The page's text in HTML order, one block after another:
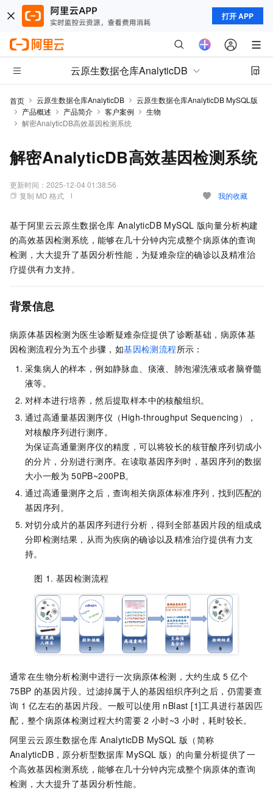
打开 APP
云原生数据仓库AnalyticDB
首页 云原生数据仓库AnalyticDB
云原生数据仓库AnalyticDB MySQL版
产品概述
产品简介 客户案例
生物
解密AnalyticDB高效基因检测系统
解密AnalyticDB高效基因检测系统
更新时间： 2025-12-04 01:38:56
复制 MD 格式
我的收藏
基于阿里云云原生数据仓库 AnalyticDB MySQL 版向量分析构建
的高效基因检测系统，能够在几十分钟内完成整个病原体的查询
检测，大大提升了基因分析性能，为疑难杂症的确诊以及精准治
疗提供有力支持。
背景信息
病原体基因检测为医生诊断疑难杂症提供了诊断基础，病原体基
因检测流程分为五个步骤，如基因检测流程所示：
采集病人的样本，例如静脉血、痰液、肺泡灌洗液或者脑脊髓
液等。
对样本进行培养，然后提取样本中的核酸组织。
通过高通量基因测序仪（High-throughput Sequencing），
对核酸序列进行测序。
为保证高通量测序仪的精度，可以将较长的核苷酸序列切成小
的分片，分别进行测序。在读取基因序列时，基因序列的数据
大小一般为 50PB~200PB。
通过高通量测序之后，查询相关病原体标准序列，找到匹配的
基因序列。
对切分成片的基因序列进行分析，得到全部基因片段的组成成
分即检测结果，从而为疾病的确诊以及精准治疗提供有力支
持。
图 1. 基因检测流程
通常在生物分析检测中进行一次病原体检测，大约生成 5 亿个
75BP 的基因片段。过滤掉属于人的基因组织序列之后，仍需要查
询 1 亿左右的基因片段。一般可以使用 nBlast [1]工具进行基因匹
配，整个病原体检测过程大约需要 2 小时~3 小时，耗时较长。
阿里云云原生数据仓库 AnalyticDB MySQL 版（简称
AnalyticDB，原分析型数据库 MySQL 版）的向量分析提供了一
个高效基因检测系统，能够在几十分钟内完成整个病原体的查询
检测，大大提升了基因分析性能。